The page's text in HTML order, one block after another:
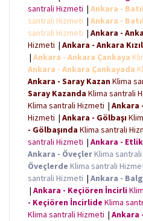
santrali Hizmeti | Ankara -
santrali Hizmeti | Ankara -
santrali Hizmeti | Ankara -
Hizmeti | Ankara - Ankara
| Ankara - Ankara Çankaya
Ankara - Ankara Çankayada
Ankara - Saray KazanKlima
Saray Kazanda Klima santrali
Klima santrali Hizmeti | Ankara
Hizmeti | Ankara - Gölbaşı
- Gölbaşında Klima santrali
santrali Hizmeti | Ankara -
Ankara - ÖveçlerKlima
Öveçlerde Klima santrali
santrali Hizmeti | Ankara -
| Ankara - Keçiören İncirli
- Keçiören İncirlide Klima
Klima santrali Hizmeti | Ankara